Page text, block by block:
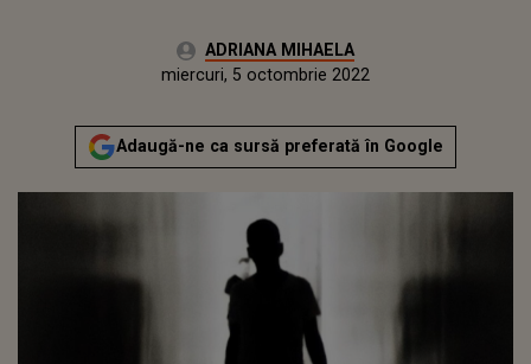
Autor:ADRIANA MIHAELA
marți, 5 octombrie 2021Actualizat:
miercuri, 5 octombrie 2022
Adaugă-ne ca sursă preferată în Google